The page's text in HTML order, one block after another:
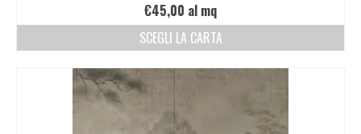
Valentina Caldarella
Fotografi
Michele D’Ottavio
€45,00 al mq
SCEGLI LA CARTA